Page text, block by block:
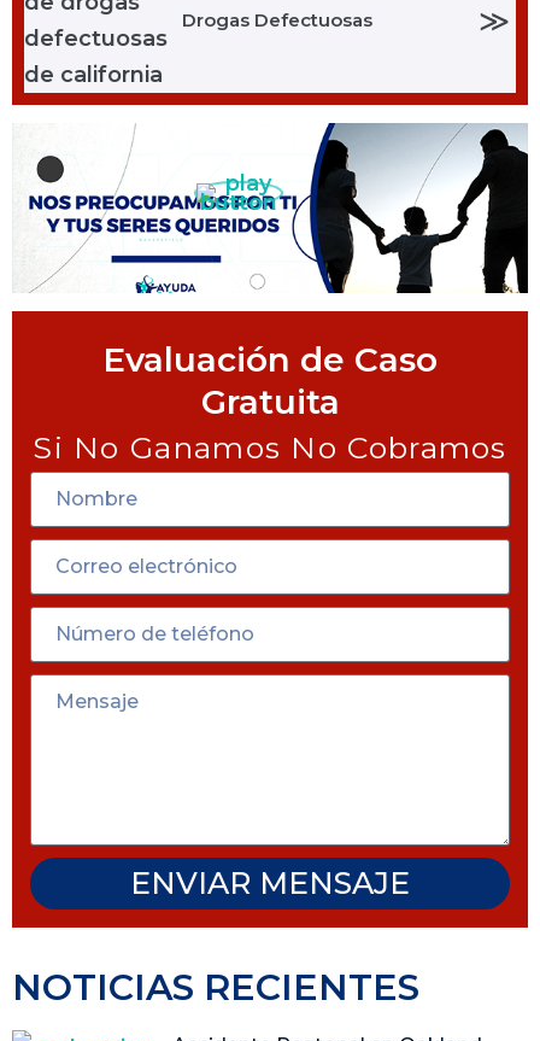
Drogas Defectuosas ≫
Evaluación de Caso
Gratuita
Si No Ganamos No Cobramos
ENVIAR MENSAJE
NOTICIAS RECIENTES